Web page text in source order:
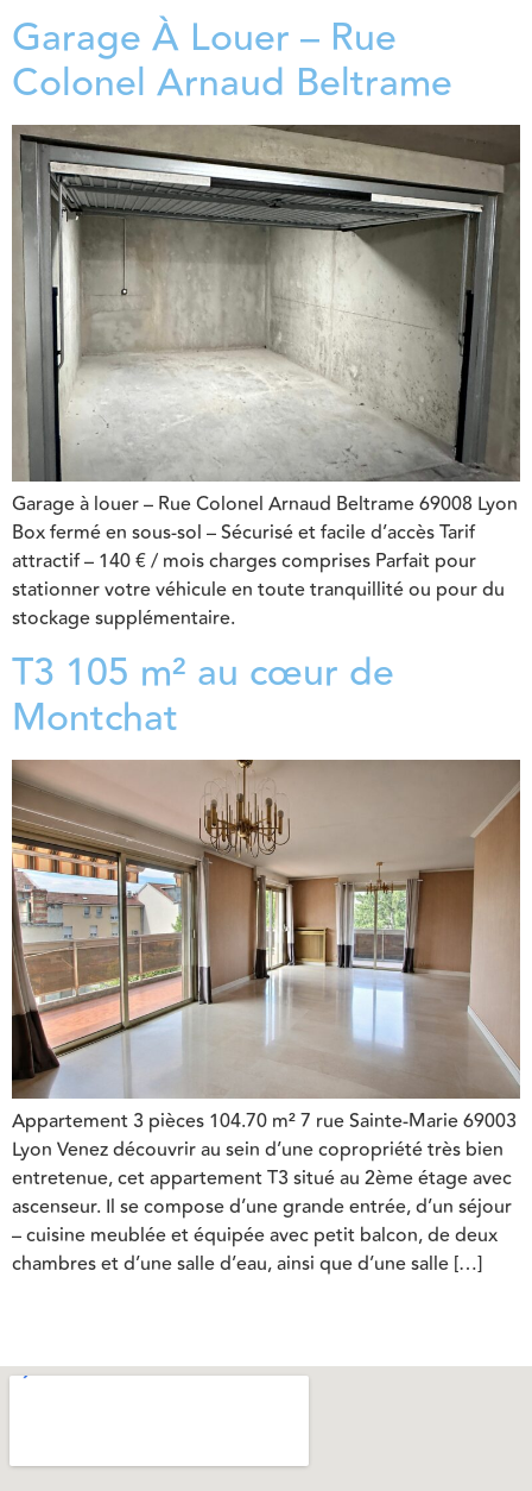
Garage À Louer – Rue
Colonel Arnaud Beltrame
Garage à louer – Rue Colonel Arnaud Beltrame 69008 Lyon
Box fermé en sous-sol – Sécurisé et facile d’accès Tarif
attractif – 140 € / mois charges comprises Parfait pour
stationner votre véhicule en toute tranquillité ou pour du
stockage supplémentaire.
T3 105 m² au cœur de
Montchat
Appartement 3 pièces 104.70 m² 7 rue Sainte-Marie 69003
Lyon Venez découvrir au sein d’une copropriété très bien
entretenue, cet appartement T3 situé au 2ème étage avec
ascenseur. Il se compose d’une grande entrée, d’un séjour
– cuisine meublée et équipée avec petit balcon, de deux
chambres et d’une salle d’eau, ainsi que d’une salle […]